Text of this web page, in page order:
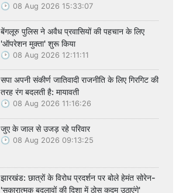
08 Aug 2026 15:33:07
बेंगलूरु पुलिस ने अवैध प्रवासियों की पहचान के लिए
'ऑपरेशन मुक्ता' शुरू किया
08 Aug 2026 12:11:11
सपा अपनी संकीर्ण जातिवादी राजनीति के लिए गिरगिट की
तरह रंग बदलती है: मायावती
08 Aug 2026 11:16:26
जुए के जाल से उजड़ रहे परिवार
08 Aug 2026 09:13:25
झारखंड: छात्रों के विरोध प्रदर्शन पर बोले हेमंत सोरेन-
'सकारात्मक बदलावों की दिशा में ठोस कदम उठाएंगे'